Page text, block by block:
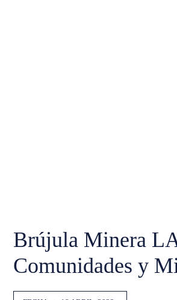
Brújula Minera
Comunidades y